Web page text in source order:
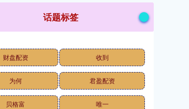
话题标签
财盘配资 收到
为何 君盈配资
贝格富 唯一